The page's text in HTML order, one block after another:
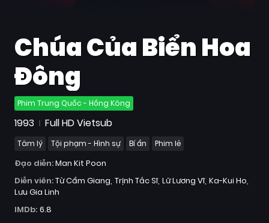
Chúa Của Biển Hoa
Đông
Phim Trung Quốc - Hồng Kông
1993 Full HD Vietsub
Tâm lý Tội phạm - Hình sự Bí ẩn Phim lẻ
Đạo diễn:Man Kit Poon
Diễn viên:Từ Cẩm Giang Trịnh Tắc Sĩ Lữ Lương Vĩ Ka-Kui Ho
Lưu Gia Linh
IMDb: 6.8